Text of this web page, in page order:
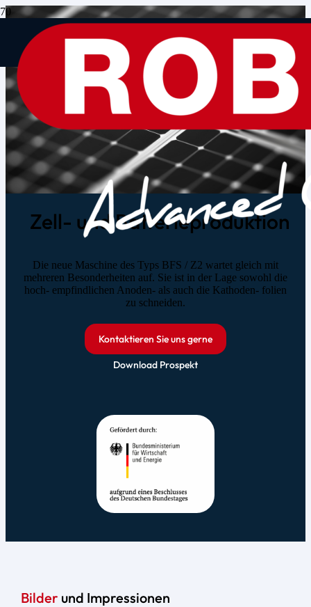
Zell- und Batterieproduktion
Die neue Maschine des Typs BFS / Z2 wartet gleich mit
mehreren Besonderheiten auf. Sie ist in der Lage sowohl die
hoch- empfindlichen Anoden- als auch die Kathoden- folien
zu schneiden.
Kontaktieren Sie uns gerne
Download Prospekt
Bilder und Impressionen